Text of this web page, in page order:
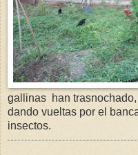
gallinas han
dando vueltas por el
insectos.